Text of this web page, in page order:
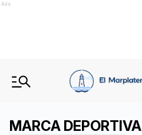
Ads
MARCA DEPORTIVA